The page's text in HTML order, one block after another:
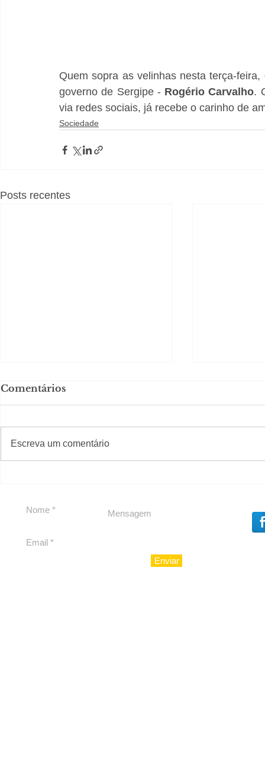
Quem sopra as velinhas nesta terça-
governo de Sergipe - Rogério Carvalho.
via redes sociais, já recebe o carinho de
Sociedade
Posts recentes
Comentários
Escreva um comentário
Enviar